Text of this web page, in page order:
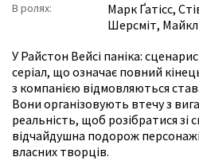
В ролях: Марк Ґатісс,
Шерсміт,
У Райстон Вейсі паніка:
серіал, що означає повний
з компанією відмовляються
Вони організовують втечу з
реальність, щоб розібратися зі
відчайдушна подорож
власних творців.